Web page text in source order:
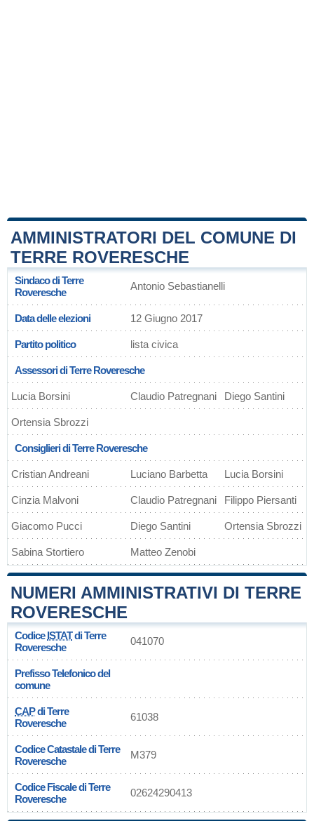
AMMINISTRATORI DEL COMUNE DI
TERRE ROVERESCHE
Sindaco di Terre
Roveresche
Antonio Sebastianelli
Data delle elezioni 12 Giugno 2017
Partito politico lista civica
Assessori di Terre Roveresche
Lucia Borsini Claudio Patregnani Diego Santini
Ortensia Sbrozzi
Consiglieri di Terre Roveresche
Cristian Andreani Luciano Barbetta Lucia Borsini
Cinzia Malvoni Claudio Patregnani Filippo Piersanti
Giacomo Pucci Diego Santini Ortensia Sbrozzi
Sabina Stortiero Matteo Zenobi
NUMERI AMMINISTRATIVI DI TERRE
ROVERESCHE
CodiceISTATdi Terre
Roveresche
041070
Prefisso Telefonico del
comune
CAPdi Terre
Roveresche
61038
Codice Catastale di Terre
Roveresche
M379
Codice Fiscale di Terre
Roveresche
02624290413